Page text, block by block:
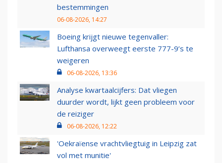
bestemmingen
06-08-2026, 14:27
Boeing krijgt nieuwe tegenvaller:
Lufthansa overweegt eerste 777-9’s te
weigeren
06-08-2026, 13:36
Analyse kwartaalcijfers: Dat vliegen
duurder wordt, lijkt geen probleem voor
de reiziger
06-08-2026, 12:22
'Oekraïense vrachtvliegtuig in Leipzig zat
vol met munitie'